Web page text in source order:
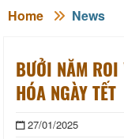
Home News
BƯỞI NĂM ROI
HÓA NGÀY TẾT
27/01/2025